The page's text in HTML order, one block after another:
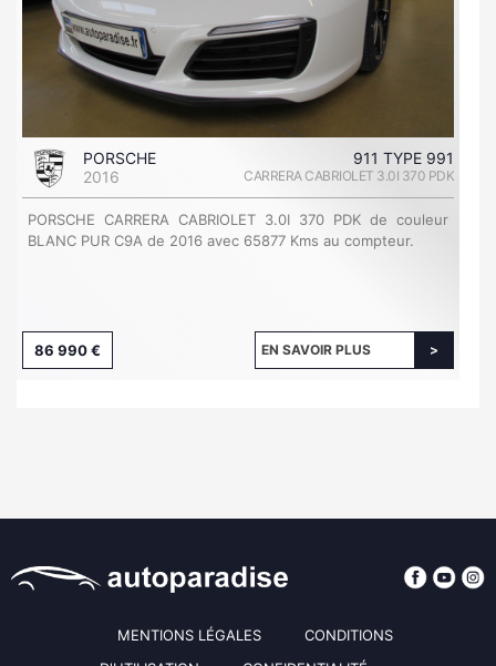
PORSCHE
911 TYPE 991
2016
CARRERA CABRIOLET 3.0I 370 PDK
PORSCHE CARRERA CABRIOLET 3.0I 370 PDK de couleur
BLANC PUR C9A de 2016 avec 65877 Kms au compteur.
86 990 € EN SAVOIR PLUS
MENTIONS LÉGALES
CONDITIONS